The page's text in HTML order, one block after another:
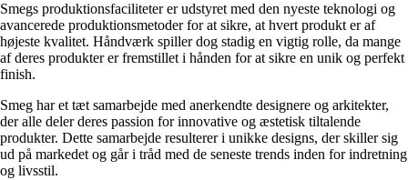
Smegs produktionsfaciliteter er udstyret med den nyeste teknologi og
avancerede produktionsmetoder for at sikre, at hvert produkt er af
højeste kvalitet. Håndværk spiller dog stadig en vigtig rolle, da mange
af deres produkter er fremstillet i hånden for at sikre en unik og perfekt
finish.
Smeg har et tæt samarbejde med anerkendte designere og arkitekter,
der alle deler deres passion for innovative og æstetisk tiltalende
produkter. Dette samarbejde resulterer i unikke designs, der skiller sig
ud på markedet og går i tråd med de seneste trends inden for indretning
og livsstil.